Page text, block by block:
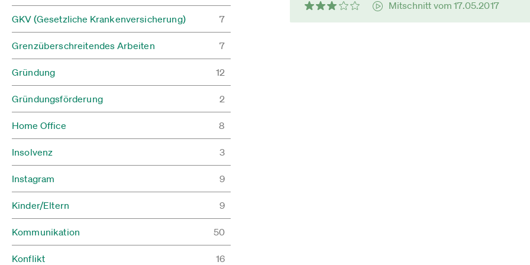
GKV (Gesetzliche Krankenversicherung) 7
Grenzüberschreitendes Arbeiten 7
Gründung 12
Gründungsförderung 2
Home Office 8
Insolvenz 3
Instagram 9
Kinder/Eltern 9
Kommunikation 50
Konflikt 16
Mitschnitt vom 17.05.2017